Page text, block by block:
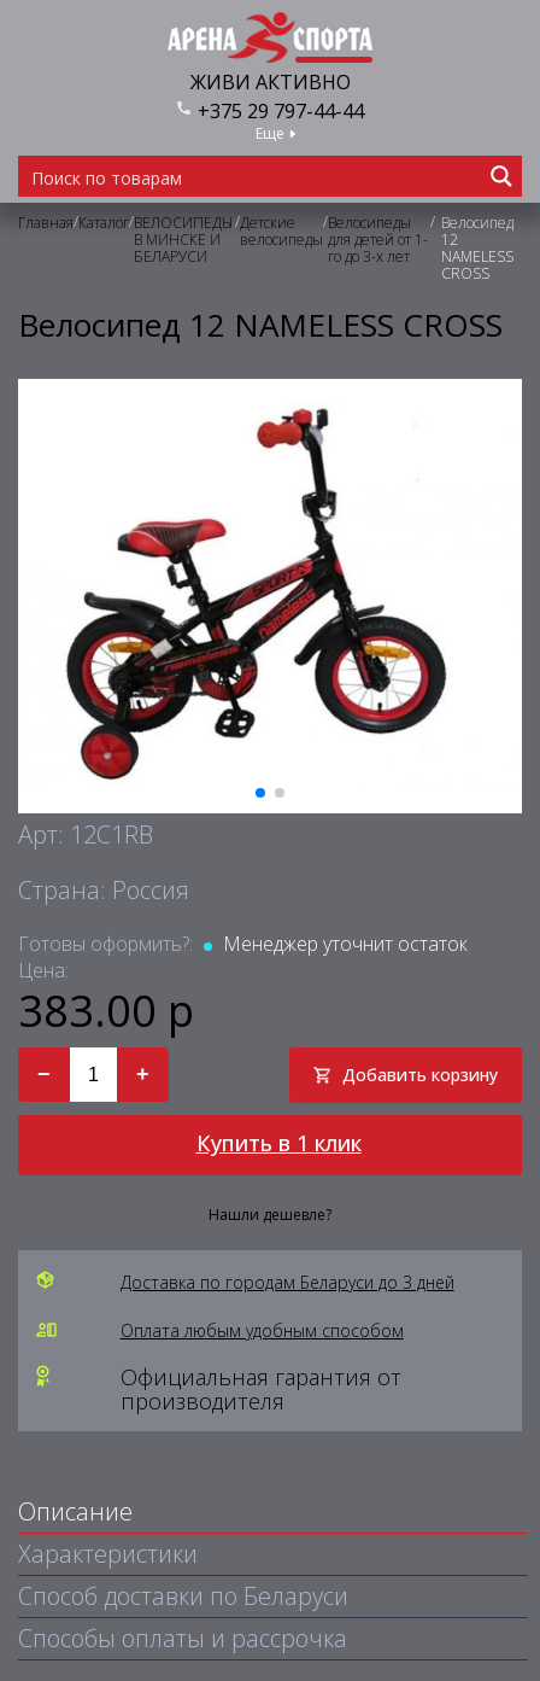
ЖИВИ АКТИВНО
+375 29 797-44-44
Еще
Главная/Каталог/ВЕЛОСИПЕДЫ
В МИНСКЕ И
БЕЛАРУСИ
/Детские
велосипеды
/Велосипеды
для детей от 1-
го до 3-х лет
/ Велосипед
12
NAMELESS
CROSS
Велосипед 12 NAMELESS CROSS
Арт: 12C1RB
Страна: Россия
Готовы оформить?:
Менеджер уточнит остаток
Цена:
383.00 р
− + Добавить корзину
Купить в 1 клик
Нашли дешевле?
Доставка по городам Беларуси до 3 дней
Оплата любым удобным способом
Официальная гарантия от
производителя
Описание
Характеристики
Способ доставки по Беларуси
Способы оплаты и рассрочка